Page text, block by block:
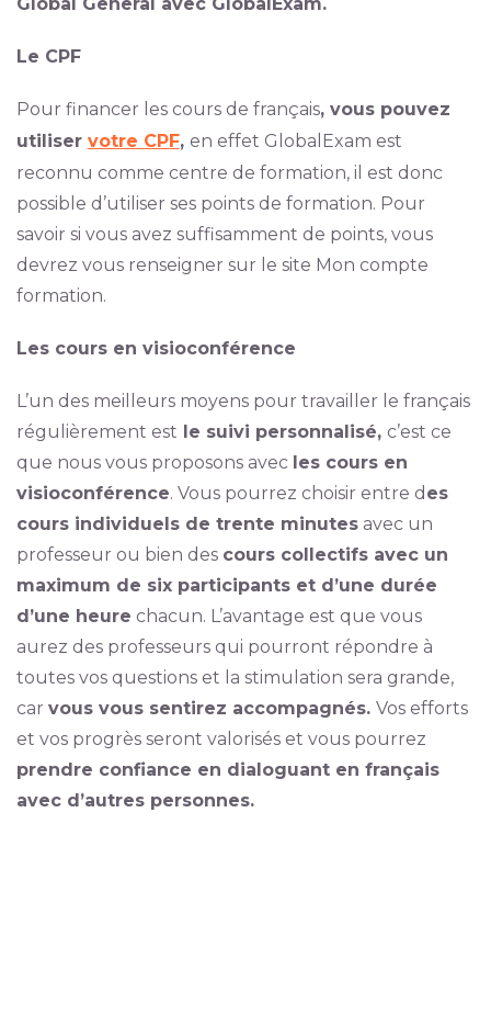
Le CPF
Pour financer les cours de français, vous pouvez
utiliser votre CPF, en effet GlobalExam est
reconnu comme centre de formation, il est donc
possible d’utiliser ses points de formation. Pour
savoir si vous avez suffisamment de points, vous
devrez vous renseigner sur le site Mon compte
formation.
Les cours en visioconférence
L’un des meilleurs moyens pour travailler le français
régulièrement est le suivi personnalisé, c’est ce
que nous vous proposons avec les cours en
visioconférence. Vous pourrez choisir entre d es
cours individuels de trente minutesavec un
professeur ou bien des cours collectifs avec un
maximum de six participants et d’une durée
d’une heure chacun. L’avantage est que vous
aurez des professeurs qui pourront répondre à
toutes vos questions et la stimulation sera grande,
car vous vous sentirez accompagnés. Vos efforts
et vos progrès seront valorisés et vous pourrez
prendre confiance en dialoguant en français
avec d’autres personnes.